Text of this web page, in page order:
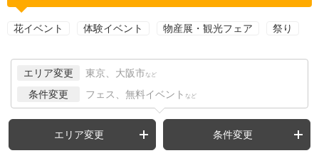
花イベント 体験イベント 物産展・観光フェア 祭り
エリア変更 東京、大阪市 など
条件変更 フェス、無料イベント など
エリア変更 条件変更